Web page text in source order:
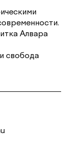
Алвара
свобода